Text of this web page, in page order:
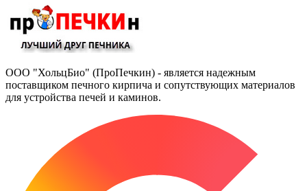
ООО "ХольцБио" (ПроПечкин) - является надежным
поставщиком печного кирпича и сопутствующих материалов
для устройства печей и каминов.